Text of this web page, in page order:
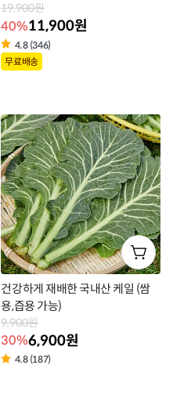
19,900원
40%11,900원
4.8 (346)
상
라
벨
무료배송
건강하게 재배한 국내산 케일 (쌈
용,즙용 가능)
9,900원
30%6,900원
4.8 (187)